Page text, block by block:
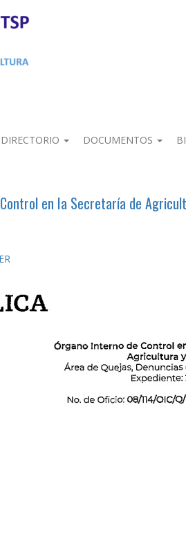
DIRECTORIO DOCUMENTOS
Control en Ia Secretaría de